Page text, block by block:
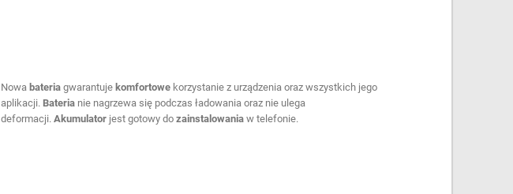
Nowa bateria gwarantuje komfortowe korzystanie z urządzenia oraz wszystkich jego
aplikacji. Bateria nie nagrzewa się podczas ładowania oraz nie ulega
deformacji. Akumulator jest gotowy do zainstalowania w telefonie.